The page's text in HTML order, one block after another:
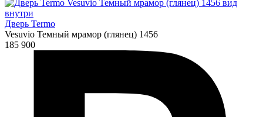
Дверь Termo
Vesuvio Темный мрамор (глянец) 1456
185 900